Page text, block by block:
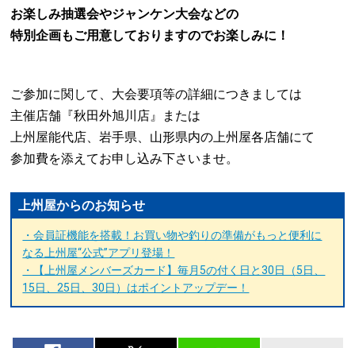
お楽しみ抽選会やジャンケン大会などの
特別企画もご用意しておりますのでお楽しみに！
ご参加に関して、大会要項等の詳細につきましては
主催店舗『秋田外旭川店』または
上州屋能代店、岩手県、山形県内の上州屋各店舗にて
参加費を添えてお申し込み下さいませ。
上州屋からのお知らせ
・会員証機能を搭載！お買い物や釣りの準備がもっと便利に
なる上州屋“公式”アプリ登場！
・【上州屋メンバーズカード】毎月5の付く日と30日（5日、
15日、25日、30日）はポイントアップデー！